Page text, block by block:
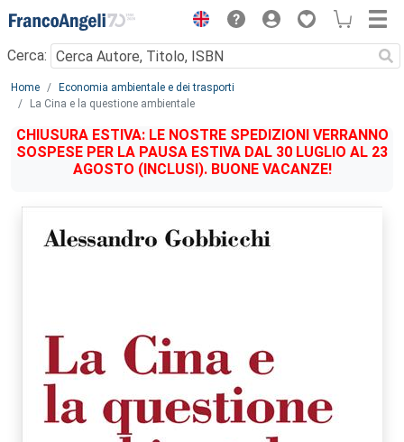
Menu
Cerca:
Main content
Home
Economia ambientale e dei trasporti
La Cina e la questione ambientale
CHIUSURA ESTIVA: LE NOSTRE SPEDIZIONI VERRANNO
SOSPESE PER LA PAUSA ESTIVA DAL 30 LUGLIO AL 23
AGOSTO (INCLUSI). BUONE VACANZE!